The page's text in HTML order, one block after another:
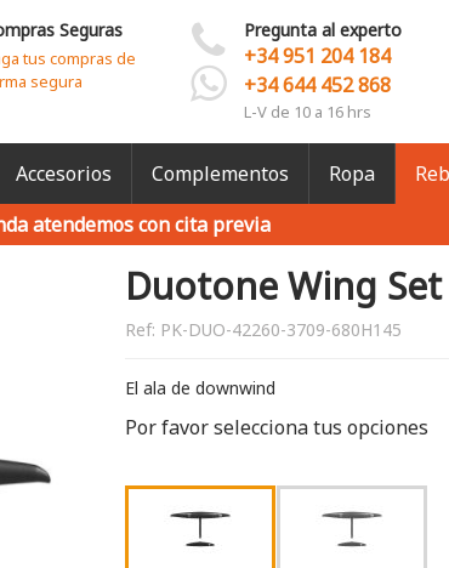
Seguras
tus compras de
segura
Pregunta al experto
+34 951 204 184
+34 644 452 868
L-V de 10 a 16 hrs
Accesorios Complementos Ropa
atendemos con cita previa
Duotone Wing
Ref: PK-DUO-42260-3709-680H145
El ala de downwind
Por favor selecciona tus opciones